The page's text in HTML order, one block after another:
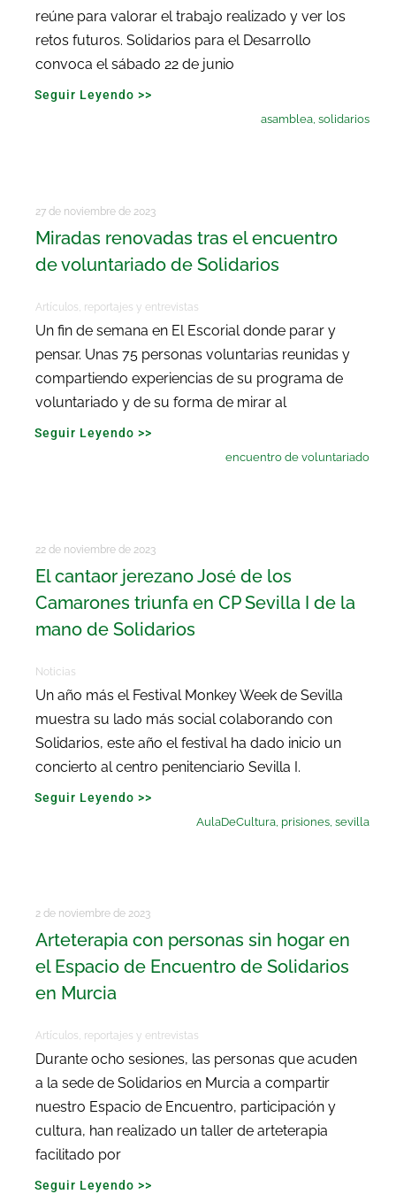
reúne para valorar el trabajo realizado y ver los
retos futuros. Solidarios para el Desarrollo
convoca el sábado 22 de junio
Seguir Leyendo >>
asamblea,solidarios
27 de noviembre de 2023
Miradas renovadas tras el encuentro
de voluntariado de Solidarios
Artículos, reportajes y entrevistas
Un fin de semana en El Escorial donde parar y
pensar. Unas 75 personas voluntarias reunidas y
compartiendo experiencias de su programa de
voluntariado y de su forma de mirar al
Seguir Leyendo >>
encuentro de voluntariado
22 de noviembre de 2023
El cantaor jerezano José de los
Camarones triunfa en CP Sevilla I de la
mano de Solidarios
Noticias
Un año más el Festival Monkey Week de Sevilla
muestra su lado más social colaborando con
Solidarios, este año el festival ha dado inicio un
concierto al centro penitenciario Sevilla I.
Seguir Leyendo >>
AulaDeCultura prisiones ,sevilla
2 de noviembre de 2023
Arteterapia con personas sin hogar en
el Espacio de Encuentro de Solidarios
en Murcia
Artículos, reportajes y entrevistas
Durante ocho sesiones, las personas que acuden
a la sede de Solidarios en Murcia a compartir
nuestro Espacio de Encuentro, participación y
cultura, han realizado un taller de arteterapia
facilitado por
Seguir Leyendo >>